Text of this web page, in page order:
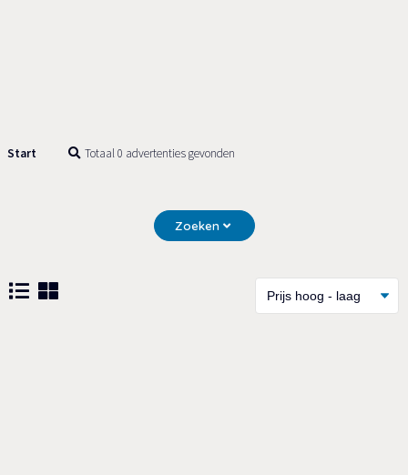
Start Totaal 0 advertenties gevonden
Zoeken